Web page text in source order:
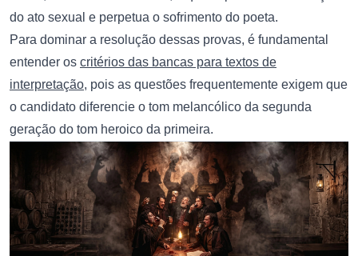
do ato sexual e perpetua o sofrimento do poeta.
Para dominar a resolução dessas provas, é fundamental
entender os critérios das bancas para textos de
interpretação, pois as questões frequentemente exigem que
o candidato diferencie o tom melancólico da segunda
geração do tom heroico da primeira.